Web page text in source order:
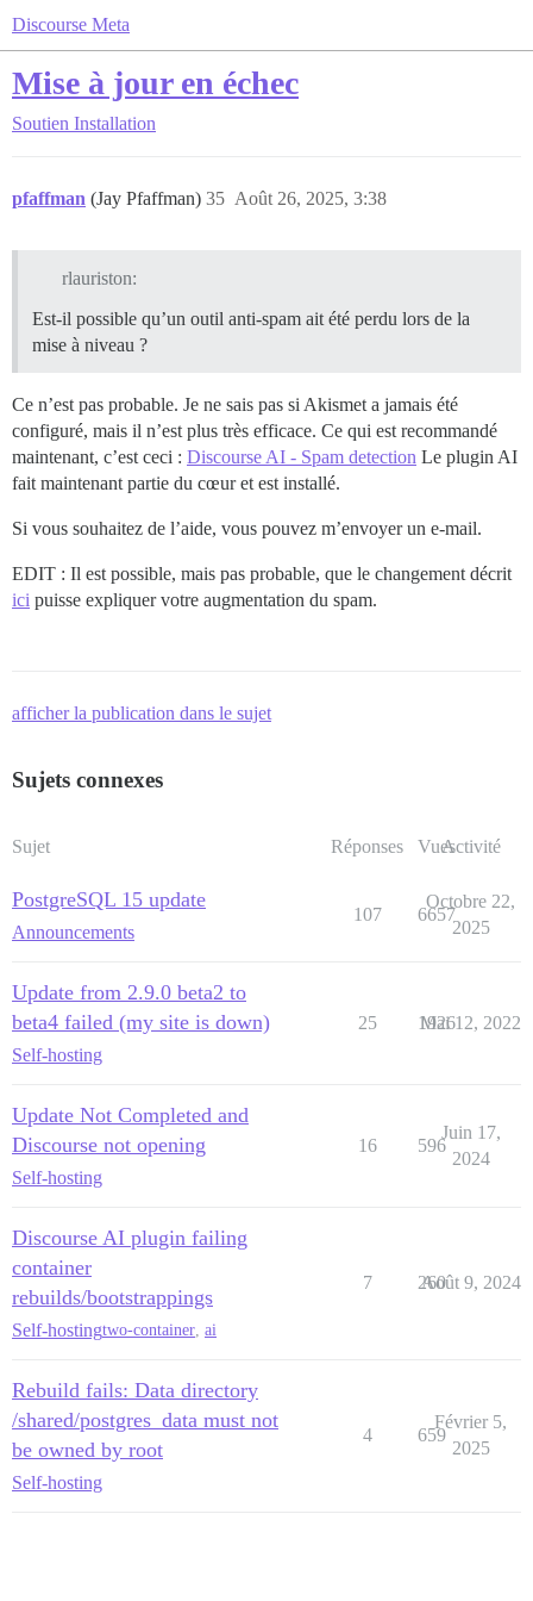
Discourse Meta
Mise à jour en échec
Soutien Installation
pfaffman (Jay Pfaffman) Août 26, 2025, 3:38
35
rlauriston:
Est-il possible qu’un outil anti-spam ait été perdu lors de la
mise à niveau ?
Ce n’est pas probable. Je ne sais pas si Akismet a jamais été
configuré, mais il n’est plus très efficace. Ce qui est recommandé
maintenant, c’est ceci : Discourse AI - Spam detection Le plugin AI
fait maintenant partie du cœur et est installé.
Si vous souhaitez de l’aide, vous pouvez m’envoyer un e-mail.
EDIT : Il est possible, mais pas probable, que le changement décrit
ici puisse expliquer votre augmentation du spam.
afficher la publication dans le sujet
Sujets connexes
Sujet Réponses VuesActivité
PostgreSQL 15 update
Announcements
107 6657
Octobre 22,
2025
Update from 2.9.0 beta2 to
beta4 failed (my site is down)
Self-hosting
25 1926
Mai 12, 2022
Update Not Completed and
Discourse not opening
Self-hosting
16 596
Juin 17,
2024
Discourse AI plugin failing
container
rebuilds/bootstrappings
Self-hostingtwo-container, ai
7 260
Août 9, 2024
Rebuild fails: Data directory
/shared/postgres_data must not
be owned by root
Self-hosting
4 659
Février 5,
2025